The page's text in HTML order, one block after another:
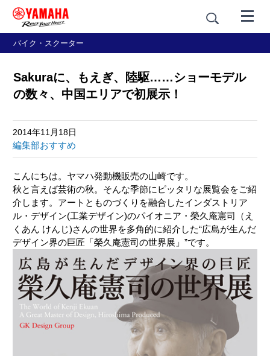
バイク・スクーター
Sakuraに、もえぎ、陸駆……ショーモデル
の数々、中国エリアで初展示！
2014年11月18日
編集部おすすめ
こんにちは。ヤマハ発動機販売の山崎です。
秋と言えば芸術の秋。そんな季節にピッタリな展覧会をご紹
介します。アートとものづくりを融合したインダストリア
ル・デザイン(工業デザイン)のパイオニア・榮久庵憲司（え
くあん けんじ)さんの世界を多角的に紹介した“広島が生んだ
デザイン界の巨匠「榮久庵憲司の世界展」”です。